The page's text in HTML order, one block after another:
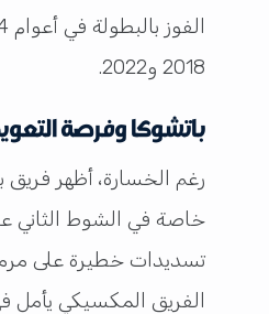
2018 و2022.
باتشوكا وفرصة
رغم الخسارة، أظهر فريق
خاصة في الشوط الثاني
تسديدات خطيرة على
الفريق المكسيكي يأمل